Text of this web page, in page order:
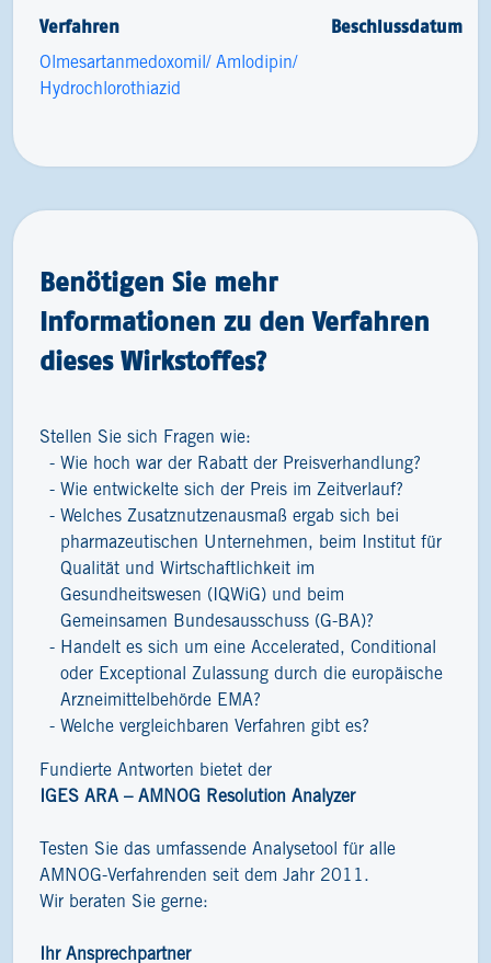
Verfahren Beschlussdatum
Olmesartanmedoxomil/ Amlodipin/
Hydrochlorothiazid
Benötigen Sie mehr
Informationen zu den Verfahren
dieses Wirkstoffes?
Stellen Sie sich Fragen wie:
Wie hoch war der Rabatt der Preisverhandlung?
Wie entwickelte sich der Preis im Zeitverlauf?
Welches Zusatznutzenausmaß ergab sich bei
pharmazeutischen Unternehmen, beim Institut für
Qualität und Wirtschaftlichkeit im
Gesundheitswesen (IQWiG) und beim
Gemeinsamen Bundesausschuss (G-BA)?
Handelt es sich um eine Accelerated, Conditional
oder Exceptional Zulassung durch die europäische
Arzneimittelbehörde EMA?
Welche vergleichbaren Verfahren gibt es?
Fundierte Antworten bietet der
IGES ARA – AMNOG Resolution Analyzer
Testen Sie das umfassende Analysetool für alle
AMNOG-Verfahrenden seit dem Jahr 2011.
Wir beraten Sie gerne:
Ihr Ansprechpartner